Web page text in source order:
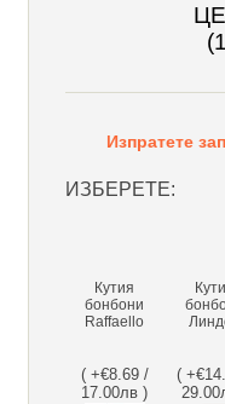
Изпратете
ИЗБЕРЕТЕ:
Кутия
бонбони
Raffaello
( +€8.69 /
17.00лв )
(